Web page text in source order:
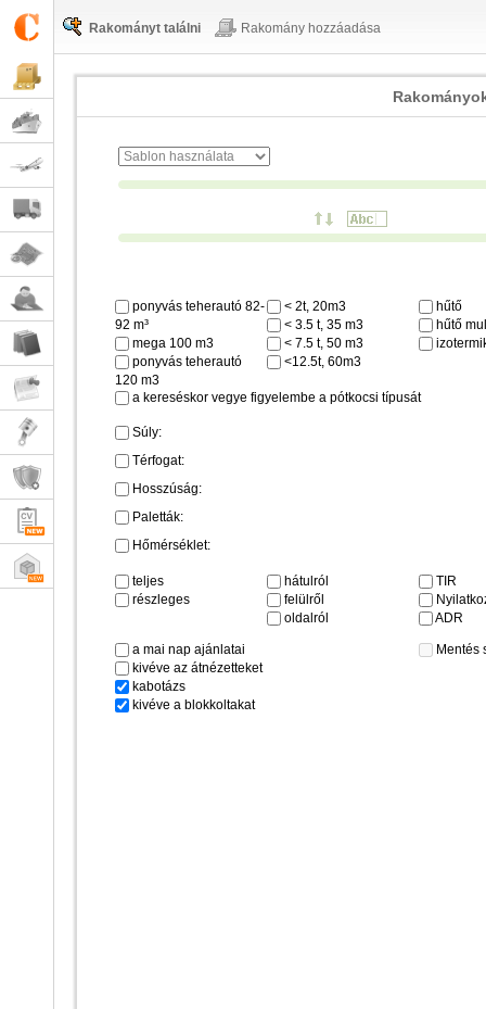
Rakományt találni Rakomány hozzáadása
ponyvás teherautó 82-
92 m³
mega 100 m3
ponyvás teherautó
120 m3
< 2t, 20m3
< 3.5 t, 35 m3
< 7.5 t, 50 m3
<12.5t, 60m3
hűtő
hűtő
a kereséskor vegye figyelembe a pótkocsi típusát
Súly:
Térfogat:
Hosszúság:
Paletták:
Hőmérséklet:
teljes
részleges
hátulról
felülről
oldalról
TIR
ADR
a mai nap ajánlatai
kivéve az átnézetteket
kabotázs
kivéve a blokkoltakat
Mentés